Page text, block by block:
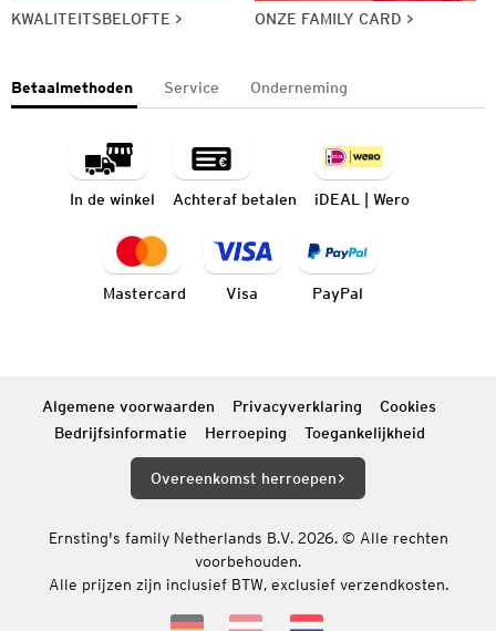
KWALITEITSBELOFTE ONZE FAMILY CARD
Betaalmethoden Service Onderneming
In de winkel Achteraf betalen iDEAL | Wero
Mastercard Visa PayPal
Algemene voorwaarden Privacyverklaring
Cookies
Bedrijfsinformatie
Herroeping Toegankelijkheid
Overeenkomst herroepen
Ernsting's family Netherlands B.V. 2026. © Alle rechten
voorbehouden.
Alle prijzen zijn inclusief BTW, exclusief verzendkosten.